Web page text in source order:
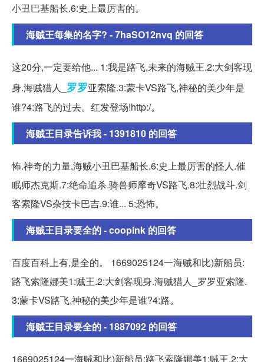
小丑巴基船长.6:史上最厉害的。
海贼王每集的名字? - 7haSO12nvq 的回答
这20分,一定要给他... 1:我是路飞,未来的海贼王.2:大剑客现
身.海贼猎人_ 罗罗亚索隆.3:蒙卡VS路飞,神秘的美少年是
谁?4:路飞的过去。红发登场!http:/。
海贼王目录告诉我 - 1391810 的回答
怖.神奇的力量,海贼小丑巴基船长.6:史上最厉害的怪人.催
眠师杰克斯.7:绝命追杀.骑兽师摩奇VS路飞.8:壮烈战斗.剑
客索隆VS杂技卡巴吉.9:谁... 5:恐怖。
海贼王目录要全的 - coopink 的回答
百度百科上有,是全的。 1669025124一海贼和比)新船员:
路飞索隆娜美1:贼王.2:大剑客现身.海贼猎人_罗罗亚索隆.
3:蒙卡VS路飞,神秘的美少年是谁?4:路。
海贼王目录要全的 - 1887092 的回答
1669025124一海贼和比)新船员:路飞索隆娜美1:贼王.2:大